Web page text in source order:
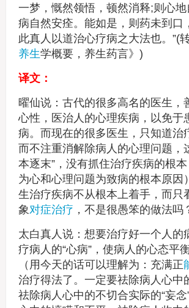
一梦，慨然领悟，顿然消释;则心
病自然安痊。能如是，则药未到口
此真人以道治心疗病之大法也。”(
养生学概要，养生药言》)
译文：
曜仙说：古代的很多高名的医生，
心性，医治人的心理疾病，以免于
病。而现在的很多医生，只知道治
而不注重消解除病人的心理问题，
本逐末”，没有抓住治疗疾病的根
为心和心理问题为致病的根本原因
生治疗疾病不从根本上着手，而只
象对症治疗 ，不是很愚笨的做法吗
太白真人说：想要治疗好一个人的
疗病人的“心病”，使病人的心态平
（用今天的话可以理解为：充满正
治疗得法了。一定要祛除病人心中
祛除病人心中的不切合实际的“妄念